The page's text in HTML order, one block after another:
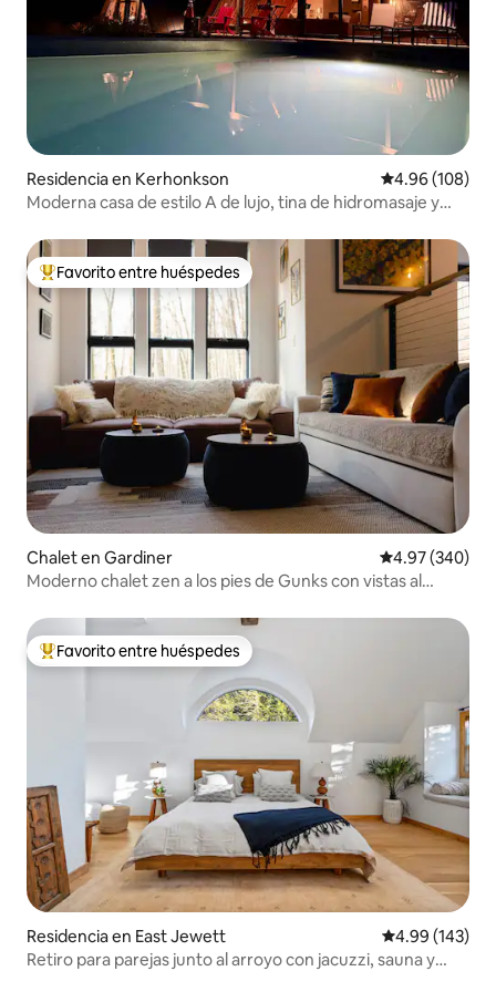
Residencia en Kerhonkson Calificación
4.96 (108)
Moderna casa de estilo A de lujo, tina de hidromasaje y
De los mejores en Favorito entre huéspedes
Favorito entre huéspedes
Chalet en Gardiner Calificación
4.97 (340)
Moderno chalet zen a los pies de Gunks con vistas al
De los mejores en Favorito entre huéspedes
Favorito entre huéspedes
Residencia en East Jewett Calificación
4.99 (143)
Retiro para parejas junto al arroyo con jacuzzi, sauna y